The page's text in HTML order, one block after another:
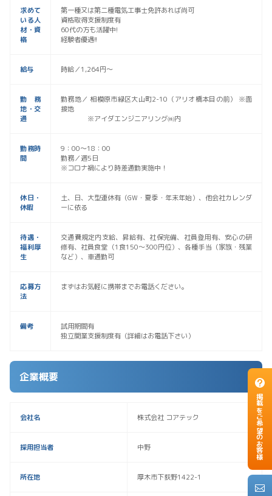
掲載をご希望のお客様
求めて
いる人
材・資
格
第一種又は第二種電気工事士免許あれば尚可
資格取得支援制度有
60代の方も活躍中!
経験者優遇!!
給与 時給／1,264円〜
勤務
地・交
通
勤務地／ 相模原市緑区大山町2-10（アリオ橋本目の前） ※面
接地
※アイダエンジニアリング㈱内
勤務時
間
9：00〜18：00
勤務／週5日
※コロナ禍により時差通勤実施中！
休日・
休暇
土、日、大型連休有（GW・夏季・年末年始）、他会社カレンダ
ーに依る
待遇・
福利厚
生
交通費規定内支給、昇給有、社保完備、社員登用有、安心の研
修有、社員食堂（1食150〜300円位）、各種手当（家族・残業
など）、車通勤可
応募方
法
まずはお気軽に携帯までお電話ください。
備考
試用期間有
独立開業支援制度有（詳細はお電話下さい）
企業概要
会社名 株式会社 コアテック
採用担当者 中野
所在地 厚木市下荻野1422-1